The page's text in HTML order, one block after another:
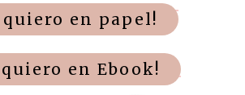
quiero en papel!
quiero en Ebook!